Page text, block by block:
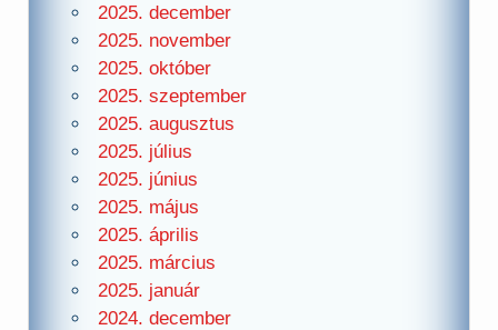
2025. december
2025. november
2025. október
2025. szeptember
2025. augusztus
2025. július
2025. június
2025. május
2025. április
2025. március
2025. január
2024. december